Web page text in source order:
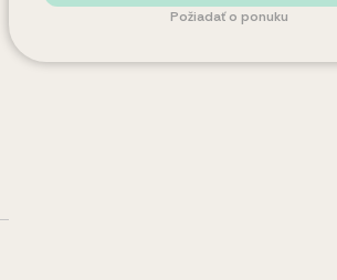
Požiadať o ponuku